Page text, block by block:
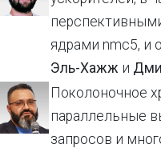
ядрами nmc5, и
Эль-Хажж и
Поколоночное
параллельные
запросов и